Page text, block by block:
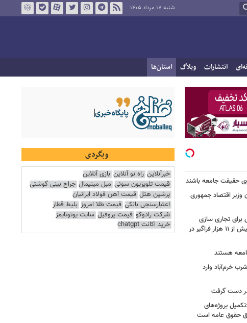
شنبه ۱۷ مرداد ۱۴۰۵
انتشارات وبلاگ استان‌ها
حقیقت جامعه باشند
وزیر اقتصاد جمهوری
برای تجاری سازی
یافته های پژوهشی تا آموزش بیش از ۱۱ هزار فراگیر در
هستند
خرم‌آباد وارد
در دست گرفت
پروژه‌های
حقوق عامه است
وبگردی
خبرآنلاین راه نو آنلاین بازی آنلاین
قیمت تلویزیون سونی مبل مینیمال جراح بینی گوشتی
پرشین هتل قیمت آهن فولاد ایرانیان
اعتبارسنجی بانکی قیمت طلا امروز بلیط قطار
شرکت رادوکو قیمت پروفیل سایت یوتوتایمز
خرید اکانت chatgpt